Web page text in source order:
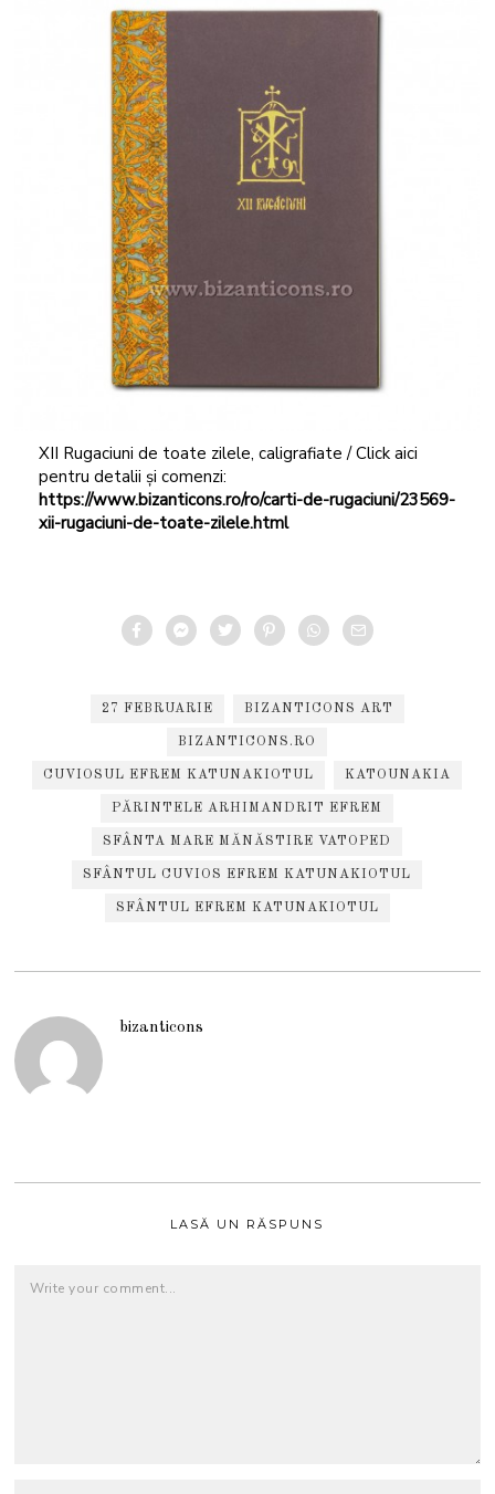
XII Rugaciuni de toate zilele, caligrafiate / Click aici
pentru detalii și comenzi:
https://www.bizanticons.ro/ro/carti-de-rugaciuni/23569-
xii-rugaciuni-de-toate-zilele.html
27 FEBRUARIE BIZANTICONS ART
BIZANTICONS.RO
CUVIOSUL EFREM KATUNAKIOTUL KATOUNAKIA
PĂRINTELE ARHIMANDRIT EFREM
SFÂNTA MARE MĂNĂSTIRE VATOPED
SFÂNTUL CUVIOS EFREM KATUNAKIOTUL
SFÂNTUL EFREM KATUNAKIOTUL
bizanticons
LASĂ UN RĂSPUNS